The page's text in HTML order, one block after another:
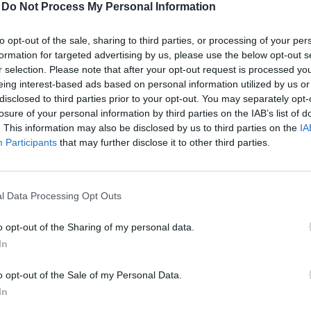
Do Not Process My Personal Information
opt-out of the sale, sharing to third parties, or processing of your
for targeted advertising by us, please use the below opt-out
selection. Please note that after your opt-out request is processed
interest-based ads based on personal information utilized by us
to third parties prior to your opt-out. You may separately
of your personal information by third parties on the IAB’s list of
This information may also be disclosed by us to third parties on the
Participants that may further disclose it to other third parties.
Data Processing Opt Outs
opt-out of the Sharing of my personal data.
opt-out of the Sale of my Personal Data.
nélküli áttekinteni a nagy nemzetközi
Egyértelműen kirajzolódik a dinamikusan
tényezőknek köszönhetően: 1., tartósan magas
feletti szintről a finomítói marginok a
hanem további megugrást mutattak a második
érzékelhetően pozitív elmozdulás van a
nem meglepő, hogy az olajcégek EPS előrejelzései
Írásunkban röviden érintjük, hogy milyen
trendet a MOL-ra.
környezet. Az alábbi táblázatban divizionális bontásban
teljesítményt értek el a második negyedévben. A gázüzletágat
az eltérő tevékenység és szabályozási környezet miatt